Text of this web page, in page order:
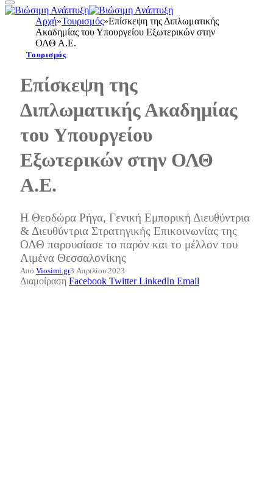
Αρχή»Τουρισμός»Επίσκεψη της Διπλωματικής
Ακαδημίας του Υπουργείου Εξωτερικών στην
ΟΛΘ Α.Ε.
Τουρισμός
Επίσκεψη της
Διπλωματικής Ακαδημίας
του Υπουργείου
Εξωτερικών στην ΟΛΘ
Α.Ε.
Η Θεοδώρα Ρήγα, Γενική Εμπορική Διευθύντρια
& Διευθύντρια Στρατηγικής Επικοινωνίας της
ΟΛΘ παρουσίασε το παρόν και το μέλλον του
Λιμένα Θεσσαλονίκης
Από Viosimi.gr3 Απριλίου 2023
Διαμοίραση Facebook Twitter LinkedIn Email